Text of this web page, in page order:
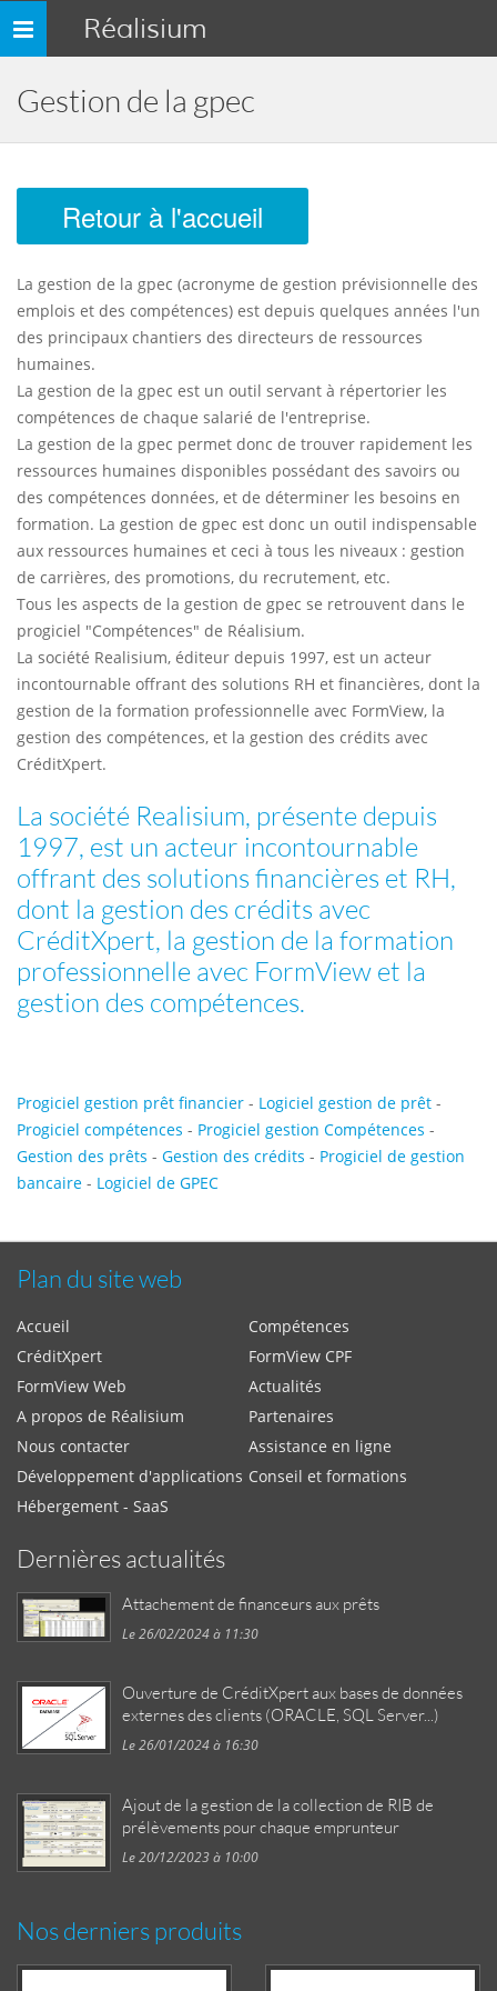
Toggle
navigation
Réalisium
Gestion de la gpec
Retour à l'accueil
La gestion de la gpec (acronyme de gestion prévisionnelle des
emplois et des compétences) est depuis quelques années l'un
des principaux chantiers des directeurs de ressources
humaines.
La gestion de la gpec est un outil servant à répertorier les
compétences de chaque salarié de l'entreprise.
La gestion de la gpec permet donc de trouver rapidement les
ressources humaines disponibles possédant des savoirs ou
des compétences données, et de déterminer les besoins en
formation. La gestion de gpec est donc un outil indispensable
aux ressources humaines et ceci à tous les niveaux : gestion
de carrières, des promotions, du recrutement, etc.
Tous les aspects de la gestion de gpec se retrouvent dans le
progiciel "Compétences" de Réalisium.
La société Realisium, éditeur depuis 1997, est un acteur
incontournable offrant des solutions RH et financières, dont la
gestion de la formation professionnelle avec FormView, la
gestion des compétences, et la gestion des crédits avec
CréditXpert.
La société Realisium, présente depuis
1997, est un acteur incontournable
offrant des solutions financières et RH,
dont la gestion des crédits avec
CréditXpert, la gestion de la formation
professionnelle avec FormView et la
gestion des compétences.
Progiciel gestion prêt financier - Logiciel gestion de prêt -
Progiciel compétences - Progiciel gestion Compétences -
Gestion des prêts - Gestion des crédits - Progiciel de gestion
bancaire - Logiciel de GPEC
Plan du site web
Accueil
Compétences
CréditXpert
FormView CPF
FormView Web
Actualités
A propos de Réalisium
Partenaires
Nous contacter
Assistance en ligne
Développement d'applications Conseil et formations
Hébergement - SaaS
Dernières actualités
Attachement de financeurs aux prêts
Le 26/02/2024 à 11:30
Ouverture de CréditXpert aux bases de données
externes des clients (ORACLE, SQL Server...)
Le 26/01/2024 à 16:30
Ajout de la gestion de la collection de RIB de
prélèvements pour chaque emprunteur
Le 20/12/2023 à 10:00
Nos derniers produits